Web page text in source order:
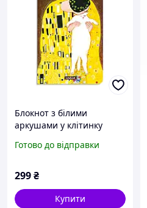
Блокнот з білими
аркушами у клiтинку
«Поцілунок»
Готово до відправки
299₴
Купити